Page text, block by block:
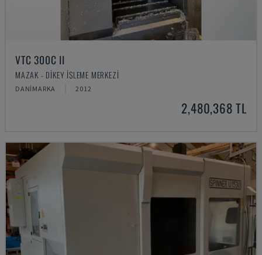
VTC 300C II
MAZAK - DIKEY İŞLEME MERKEZI
DANIMARKA 2012
2,480,368 TL